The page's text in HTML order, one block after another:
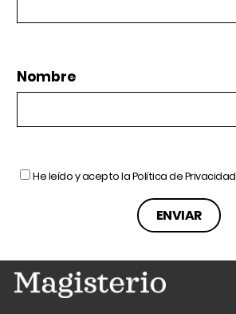
Nombre
He leído y acepto laPolítica de Privacidad